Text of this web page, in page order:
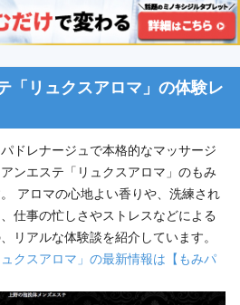
「リュクスアロマ」の体験レ
ドレナージュで本格的なマッサージ
ンエステ「リュクスアロマ」のもみ
アロマの心地よい香りや、洗練され
仕事の忙しさやストレスなどによる
リアルな体験談を紹介しています。
クスアロマ」の最新情報は【もみパ